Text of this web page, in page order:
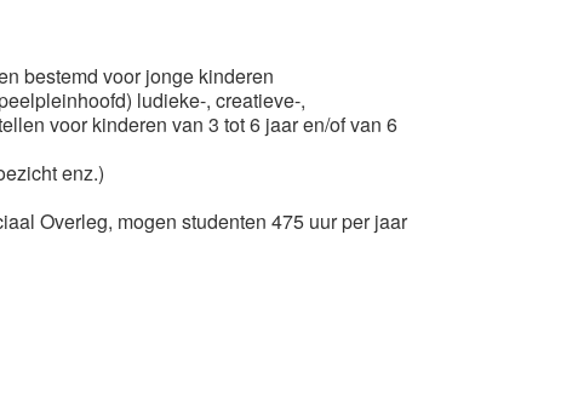
bestemd voor jonge kinderen
ludieke-, creatieve-,
voor kinderen van 3 tot 6 jaar en/of van 6
enz.)
Overleg, mogen studenten 475 uur per jaar